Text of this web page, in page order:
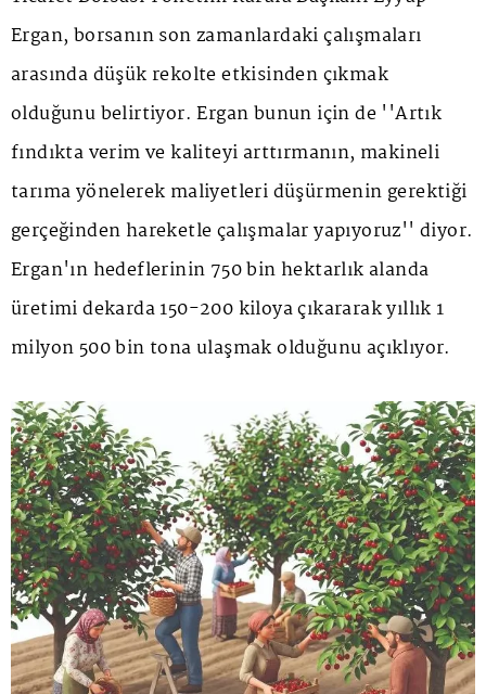
Ergan, borsanın son zamanlardaki çalışmaları
arasında düşük rekolte etkisinden çıkmak
olduğunu belirtiyor. Ergan bunun için de ''Artık
fındıkta verim ve kaliteyi arttırmanın, makineli
tarıma yönelerek maliyetleri düşürmenin gerektiği
gerçeğinden hareketle çalışmalar yapıyoruz'' diyor.
Ergan'ın hedeflerinin 750 bin hektarlık alanda
üretimi dekarda 150-200 kiloya çıkararak yıllık 1
milyon 500 bin tona ulaşmak olduğunu açıklıyor.